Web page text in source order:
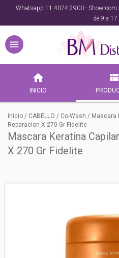
Whatsapp 11 4074-2900 - Showroom
de 9 a
INICIO
Inicio / CABELLO / Co-Wash / Mascara
Reparacion X 270 Gr Fidelite
Mascara Keratina
X 270 Gr Fidelite